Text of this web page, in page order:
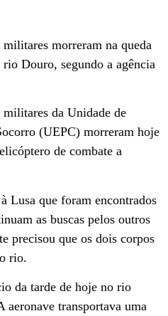
morreram na queda
Douro, segundo a agência
da Unidade de
(UEPC) morreram hoje
de combate a
Lusa que foram encontrados
as buscas pelos outros
precisou que os dois corpos
rio.
da tarde de hoje no rio
aeronave transportava uma